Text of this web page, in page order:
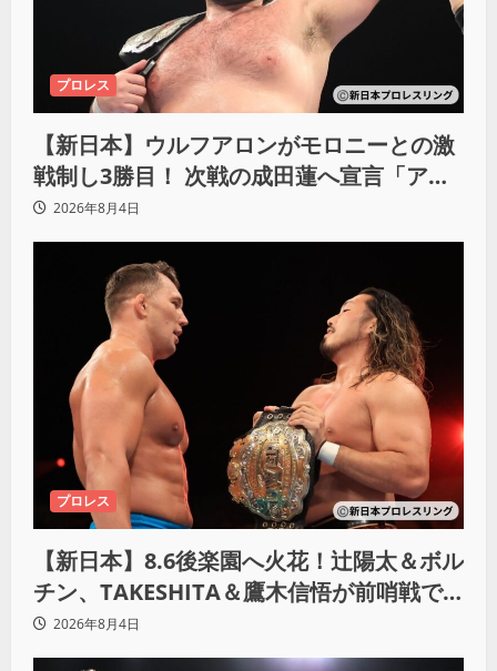
プロレス
【新日本】ウルフアロンがモロニーとの激
戦制し3勝目！ 次戦の成田蓮へ宣言「アイ
ツの王道を俺の王道でぶち壊す」
2026年8月4日
プロレス
【新日本】8.6後楽園へ火花！辻陽太＆ボル
チン、TAKESHITA＆鷹木信悟が前哨戦で
激突2026年8月4日